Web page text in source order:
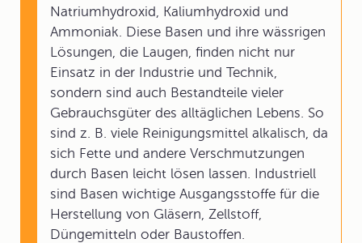
Natriumhydroxid, Kaliumhydroxid und
Ammoniak. Diese Basen und ihre wässrigen
Lösungen, die Laugen, finden nicht nur
Einsatz in der Industrie und Technik,
sondern sind auch Bestandteile vieler
Gebrauchsgüter des alltäglichen Lebens. So
sind z. B. viele Reinigungsmittel alkalisch, da
sich Fette und andere Verschmutzungen
durch Basen leicht lösen lassen. Industriell
sind Basen wichtige Ausgangsstoffe für die
Herstellung von Gläsern, Zellstoff,
Düngemitteln oder Baustoffen.